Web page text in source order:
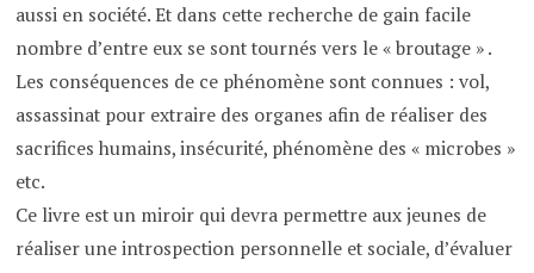
aussi en société. Et dans cette recherche de gain facile
nombre d’entre eux se sont tournés vers le « broutage » .
Les conséquences de ce phénomène sont connues : vol,
assassinat pour extraire des organes afin de réaliser des
sacrifices humains, insécurité, phénomène des « microbes »
etc.
Ce livre est un miroir qui devra permettre aux jeunes de
réaliser une introspection personnelle et sociale, d’évaluer